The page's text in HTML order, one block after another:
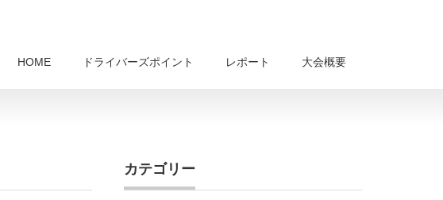
HOME ドライバーズポイント レポート 大会概要
カテゴリー